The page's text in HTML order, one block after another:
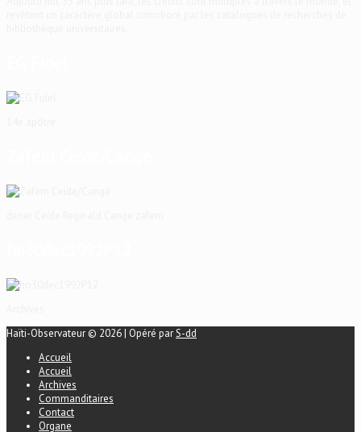
Haïti-Observateur © 2026 | Opéré parS-dd
Accueil
Accueil
Archives
Commanditaires
Contact
Organe